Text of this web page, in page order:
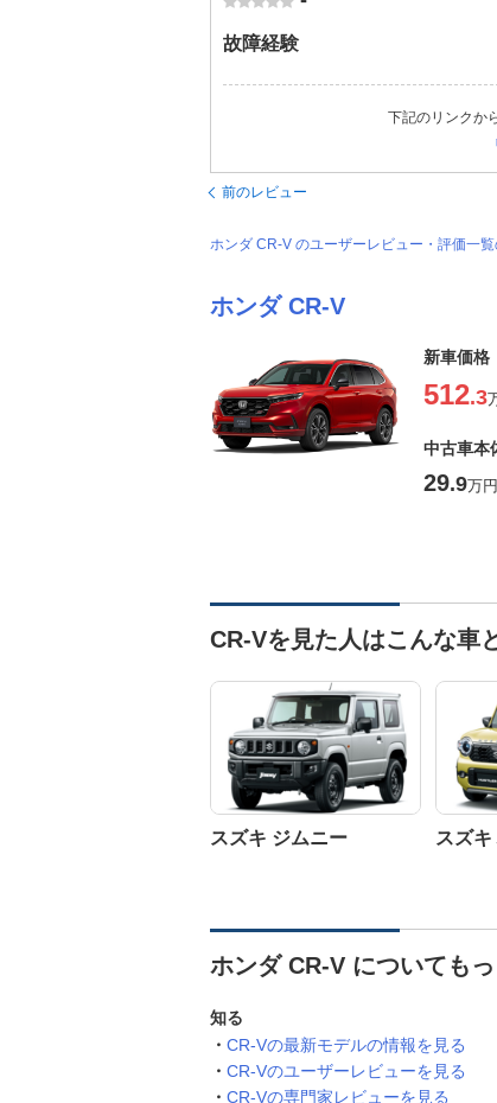
故障経験
下記のリンクか
前のレビュー
ホンダ CR-V のユーザーレビュー・評価一
ホンダ CR-V
新車価格
512.3
中古車本
29.9万円
CR-Vを見た人はこんな車
スズキ ジムニー スズ
ホンダ CR-V についてもっ
知る
CR-Vの最新モデルの情報を見る
CR-Vのユーザーレビューを見る
CR-Vの専門家レビューを見る